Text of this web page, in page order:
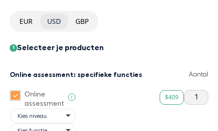
EUR USD GBP
1 Selecteer je producten
Online assessment: specifieke functies Aantal
Online
assessment
i $409